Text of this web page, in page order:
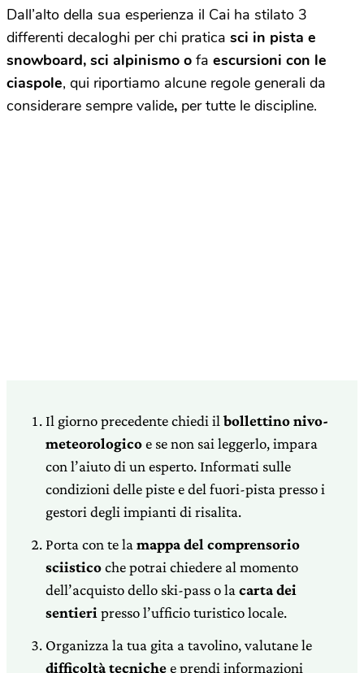
Dall’alto della sua esperienza il Cai ha stilato 3
differenti decaloghi per chi pratica sci in pista e
snowboard, sci alpinismo o fa escursioni con le
ciaspole, qui riportiamo alcune regole generali da
considerare sempre valide, per tutte le discipline.
Il giorno precedente chiedi ilbollettino nivo-
meteorologicoe se non sai leggerlo, impara
con l’aiuto di un esperto. Informati sulle
condizioni delle piste e del fuori-pista presso i
gestori degli impianti di risalita.
Porta con te la mappa del comprensorio
sciisticoche potrai chiedere al momento
dell’acquisto dello ski-pass o la carta dei
sentieri presso l’ufficio turistico locale.
Organizza la tua gita a tavolino, valutane le
difficoltà tecnichee prendi informazioni